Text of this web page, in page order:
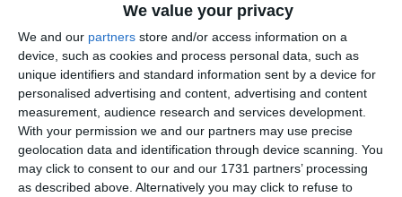
We value your privacy
We and our partners store and/or access information on a
device, such as cookies and process personal data, such as
unique identifiers and standard information sent by a device for
personalised advertising and content, advertising and content
measurement, audience research and services development.
With your permission we and our partners may use precise
geolocation data and identification through device scanning. You
may click to consent to our and our 1731 partners’ processing
as described above. Alternatively you may click to refuse to
În urma incendiului a fost afectată o garsonieră
pe aproximativ 10mp, au fost evacuate 4 persoane. A fost
salvat un cățel, iar 22 de persoane s-au autoevacuat pânî la
sosirea echipajelor, potrivit ISU Dobrogea
Intervenția fost încheiată.